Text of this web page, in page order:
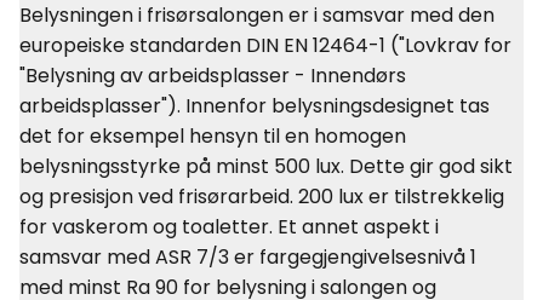
Belysningen i frisørsalongen er i samsvar med den
europeiske standarden DIN EN 12464-1 ("Lovkrav for
"Belysning av arbeidsplasser - Innendørs
arbeidsplasser"). Innenfor belysningsdesignet tas
det for eksempel hensyn til en homogen
belysningsstyrke på minst 500 lux. Dette gir god sikt
og presisjon ved frisørarbeid. 200 lux er tilstrekkelig
for vaskerom og toaletter. Et annet aspekt i
samsvar med ASR 7/3 er fargegjengivelsesnivå 1
med minst Ra 90 for belysning i salongen og